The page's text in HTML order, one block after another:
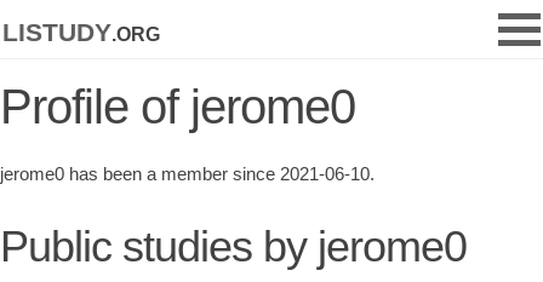
listudy.org
Profile of jerome0
jerome0 has been a member since 2021-06-10.
Public studies by jerome0